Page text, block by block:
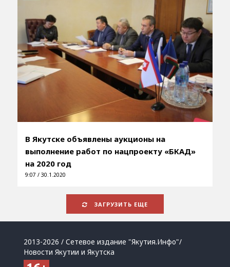
В Якутске объявлены аукционы на
выполнение работ по нацпроекту «БКАД»
на 2020 год
9:07 / 30.1.2020
ЗАГРУЗИТЬ ЕЩЕ
2013-2026 / Сетевое издание "Якутия.Инфо"/
Новости Якутии и Якутска